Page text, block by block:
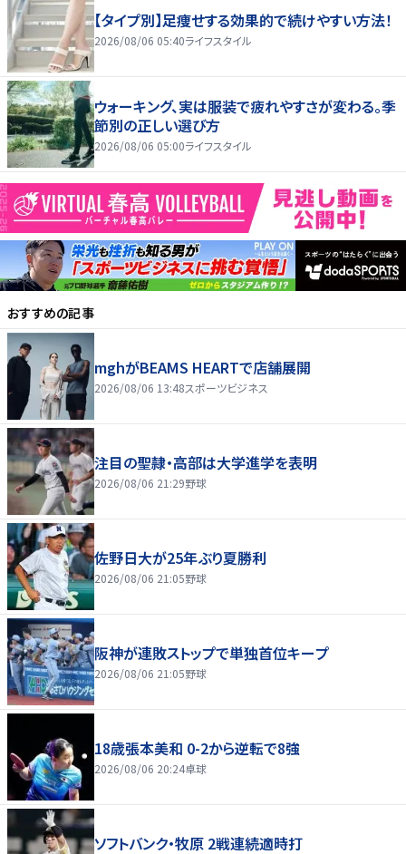
【タイプ別】足痩せする効果的で続けやすい方法！
2026/08/06 05:40ライフスタイル
ウォーキング、実は服装で疲れやすさが変わる。季
節別の正しい選び方
2026/08/06 05:00ライフスタイル
おすすめの記事
mghがBEAMS HEARTで店舗展開
2026/08/06 13:48スポーツビジネス
注目の聖隷・高部は大学進学を表明
2026/08/06 21:29野球
佐野日大が25年ぶり夏勝利
2026/08/06 21:05野球
阪神が連敗ストップで単独首位キープ
2026/08/06 21:05野球
18歳張本美和 0-2から逆転で8強
2026/08/06 20:24卓球
ソフトバンク・牧原 2戦連続適時打